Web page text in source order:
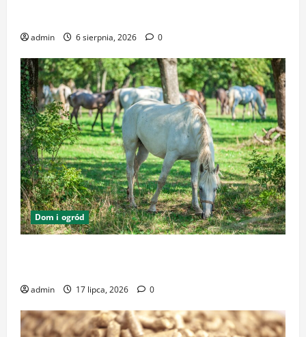
admin 6 sierpnia, 2026 0
Dom i ogród
admin 17 lipca, 2026 0